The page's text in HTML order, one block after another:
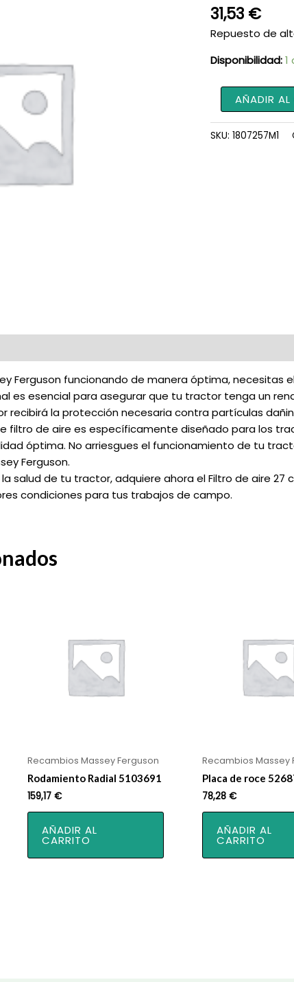
31,53 €
Repuesto de
Disponibilidad:1
Filtro
de
aire
27
AÑADIR
SKU: 1807257M1
Ferguson funcionando de manera óptima, necesitas
es esencial para asegurar que tu tractor tenga un
recibirá la protección necesaria contra partículas
filtro de aire es específicamente diseñado para los
óptima. No arriesgues el funcionamiento de tu
Ferguson.
salud de tu tractor, adquiere ahora el Filtro de aire 27
condiciones para tus trabajos de campo.
Recambios Massey Ferguson
Rodamiento Radial 5103691
159,17€
AÑADIR AL
CARRITO
Recambios Massey
Placa de roce
78,28 €
AÑADIR AL
CARRITO